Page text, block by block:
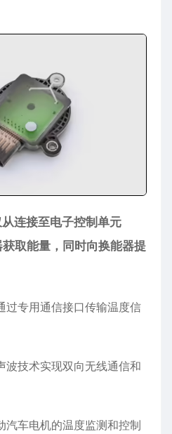
连接至电子控制单元
获取能量，同时向换能器提
过专用通信接口传输温度信
波技术实现双向无线通信和
汽车电机的温度监测和控制